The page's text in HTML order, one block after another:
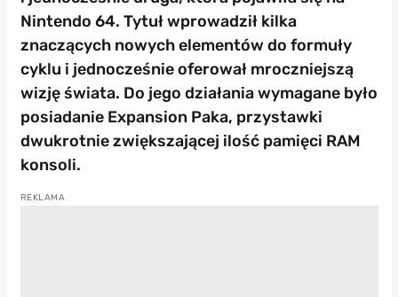
Nintendo 64. Tytuł wprowadził kilka
znaczących nowych elementów do formuły
cyklu i jednocześnie oferował mroczniejszą
wizję świata. Do jego działania wymagane było
posiadanie Expansion Paka, przystawki
dwukrotnie zwiększającej ilość pamięci RAM
konsoli.